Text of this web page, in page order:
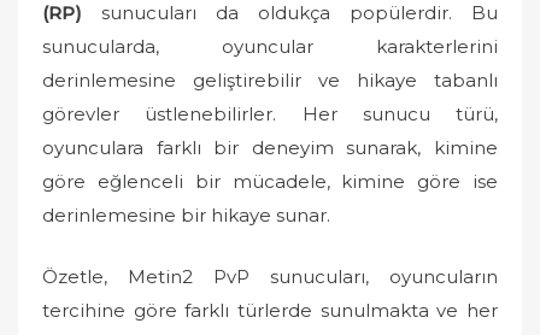
(RP) sunucuları da oldukça popülerdir. Bu
sunucularda, oyuncular karakterlerini
derinlemesine geliştirebilir ve hikaye tabanlı
görevler üstlenebilirler. Her sunucu türü,
oyunculara farklı bir deneyim sunarak, kimine
göre eğlenceli bir mücadele, kimine göre ise
derinlemesine bir hikaye sunar.
Özetle, Metin2 PvP sunucuları, oyuncuların
tercihine göre farklı türlerde sunulmakta ve her